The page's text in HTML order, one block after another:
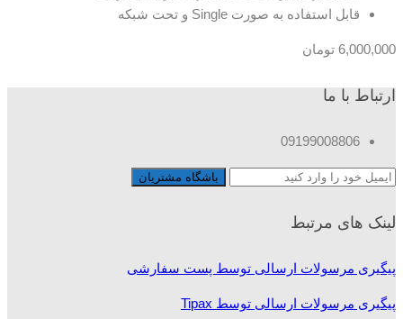
قابل استفاده به صورت Single و تحت شبکه
6,000,000 تومان
ارتباط با ما
09199008806
لینک های مرتبط
پیگیری مرسولات ارسالی توسط پست سفارشی
پیگیری مرسولات ارسالی توسط Tipax